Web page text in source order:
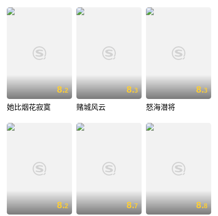
8.2
她比烟花寂寞
8.3
赌城风云
8.3
怒海潜将
8.2 8.7 8.8